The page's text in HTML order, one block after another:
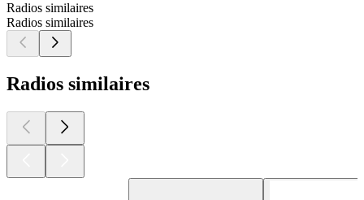
Radios similaires
Radios similaires
Radios similaires